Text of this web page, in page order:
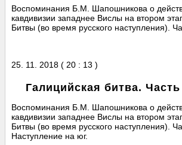
Воспоминания Б.М. Шапошникова о
кавдивизии западнее Вислы на втором
Битвы (во время русского наступления).
25. 11. 2018 ( 20 : 13 )
Галицийская битва. Часть
Воспоминания Б.М. Шапошникова о
кавдивизии западнее Вислы на втором
Битвы (во время русского наступления).
Наступление на юг.